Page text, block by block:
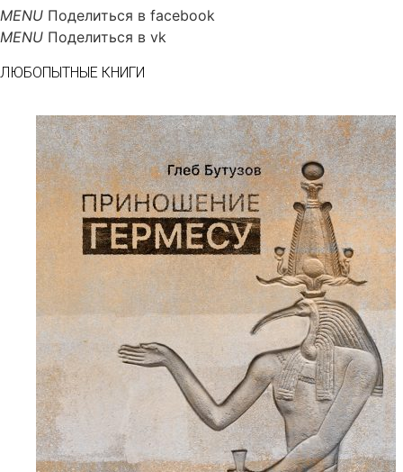
Поделиться в facebook
Поделиться в vk
ЛЮБОПЫТНЫЕ КНИГИ